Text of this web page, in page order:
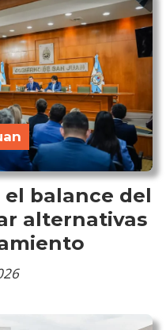
balance del
alternativas